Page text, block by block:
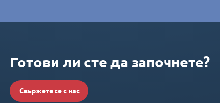
Готови ли сте да започнете?
Свържете се с нас